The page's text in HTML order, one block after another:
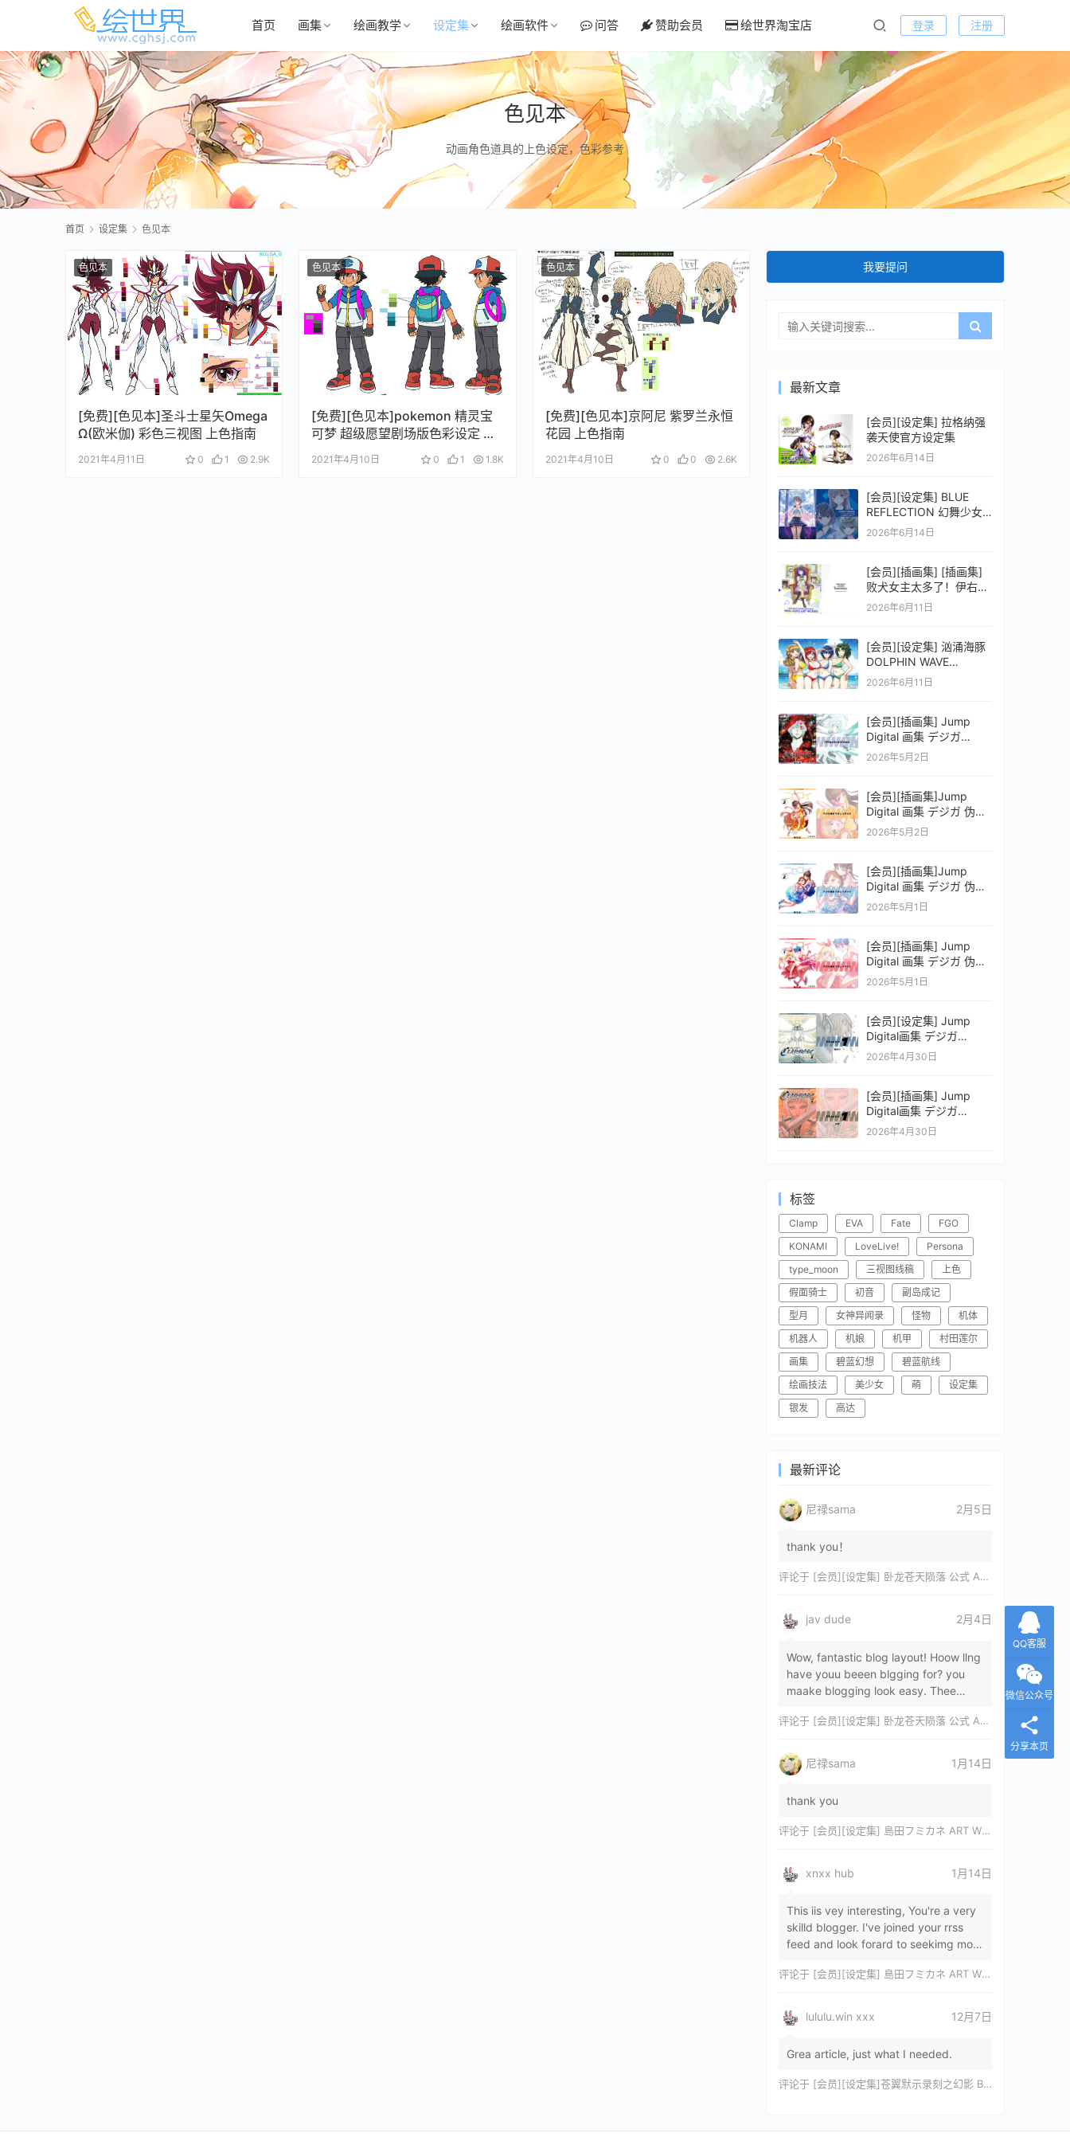
首页 画集 绘画教学 设定集 绘画软件 问答 赞助会员 绘世界淘宝店 登录 注册
色见本
动画角色道具的上色设定，色彩参考
首页 设定集 色见本
色见本
[免费][色见本]圣斗士星矢Omega
Ω(欧米伽) 彩色三视图 上色指南
2021年4月11日 0 1 2.9K
色见本
[免费][色见本]pokemon 精灵宝
可梦 超级愿望剧场版色彩设定 上
色指南
2021年4月10日 0 1 1.8K
色见本
[免费][色见本]京阿尼 紫罗兰永恒
花园 上色指南
2021年4月10日 0 0 2.6K
我要提问
最新文章
[会员][设定集] 拉格纳强
袭天使官方设定集
2026年6月14日
[会员][设定集] BLUE
REFLECTION 幻舞少女
之剑公式ビジュアルコレ
2026年6月14日
[会员][插画集] [插画集]
败犬女主太多了！伊右群
ARTWORKS
2026年6月11日
[会员][设定集] 汹涌海豚
DOLPHIN WAVE
OFFICIAL VISUAL
2026年6月11日
[会员][插画集] Jump
Digital 画集 デジガ
D.Gray-man
2026年5月2日
[会员][插画集]Jump
Digital 画集 デジガ 伪恋
ニセコイ 3
2026年5月2日
[会员][插画集]Jump
Digital 画集 デジガ 伪恋
ニセコイ 2
2026年5月1日
[会员][插画集] Jump
Digital 画集 デジガ 伪恋
ニセコイ 1
2026年5月1日
[会员][设定集] Jump
Digital画集 デジガ
CLAYMORE 2
2026年4月30日
[会员][插画集] Jump
Digital画集 デジガ
CLAYMORE 1
2026年4月30日
标签
Clamp EVA Fate
FGO
KONAMI
LoveLive!
Persona
type_moon
三视图线稿
上色
假面骑士
初音
副岛成记
型月
女神异闻录 怪物
机体
机器人
机娘 机甲
村田莲尔
画集
碧蓝幻想
碧蓝航线
绘画技法
美少女 萌
设定集
银发
高达
最新评论
尼禄sama 2月5日
thank you！
评论于 [会员][设定集] 卧龙苍天陨落 公式 ARTWORKS[DL]
jav dude 2月4日
Wow, fantastic blog layout! Hoow llng
have youu beeen blgging for? you
maake blogging look easy. Thee
magnificent, let…
评论于 [会员][设定集] 卧龙苍天陨落 公式 ARTWORKS[DL]
尼禄sama 1月14日
thank you
评论于 [会员][设定集] 島田フミカネ ART WORKS EXTRA Luminous Witches[DL]
xnxx hub 1月14日
This iis vey interesting, You're a very
skilld blogger. I've joined your rrss
feed and look forard to seekimg mor
评论于 [会员][设定集] 島田フミカネ ART WORKS EXTRA Luminous Witches[DL]
lululu.win xxx 12月7日
Grea article, just what I needed.
评论于 [会员][设定集]苍翼默示录刻之幻影 BLAZBLUE CHRONOPHANTASMA 公式設定資料集II
QQ客服
微信公众号
分享本页